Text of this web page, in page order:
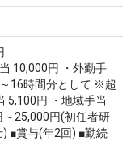
10,000円 ・外勤手
16時間分として ※超
5,100円 ・地域手当
25,000円(初任者研
■賞与(年2回) ■勤続